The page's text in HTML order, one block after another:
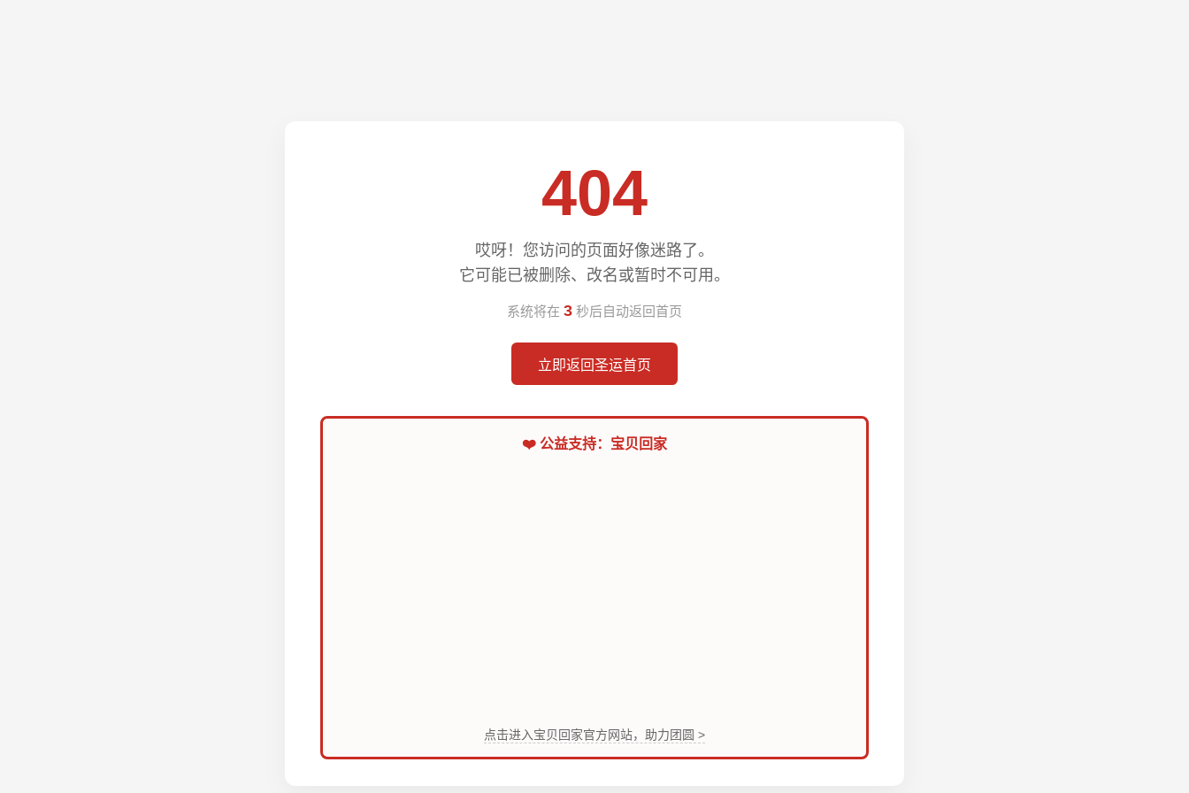
404
哎呀！您访问的页面好像迷路了。
它可能已被删除、改名或暂时不可用。
系统将在 3 秒后自动返回首页
立即返回圣运首页
❤️ 公益支持：宝贝回家
点击进入宝贝回家官方网站，助力团圆 >